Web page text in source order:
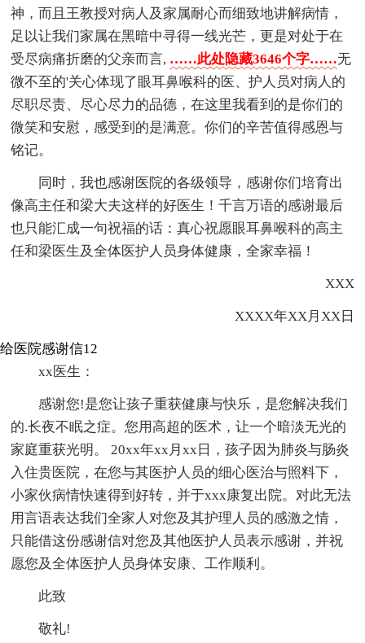
神，而且王教授对病人及家属耐心而细致地讲解病情，
足以让我们家属在黑暗中寻得一线光芒，更是对处于在
受尽病痛折磨的父亲而言, ……此处隐藏3646个字……无
微不至的'关心体现了眼耳鼻喉科的医、护人员对病人的
尽职尽责、尽心尽力的品德，在这里我看到的是你们的
微笑和安慰，感受到的是满意。你们的辛苦值得感恩与
铭记。
同时，我也感谢医院的各级领导，感谢你们培育出
像高主任和梁大夫这样的好医生！千言万语的感谢最后
也只能汇成一句祝福的话：真心祝愿眼耳鼻喉科的高主
任和梁医生及全体医护人员身体健康，全家幸福！
XXX
XXXX年XX月XX日
给医院感谢信12
xx医生：
感谢您!是您让孩子重获健康与快乐，是您解决我们
的.长夜不眠之症。您用高超的医术，让一个暗淡无光的
家庭重获光明。 20xx年xx月xx日，孩子因为肺炎与肠炎
入住贵医院，在您与其医护人员的细心医治与照料下，
小家伙病情快速得到好转，并于xxx康复出院。对此无法
用言语表达我们全家人对您及其护理人员的感激之情，
只能借这份感谢信对您及其他医护人员表示感谢，并祝
愿您及全体医护人员身体安康、工作顺利。
此致
敬礼!